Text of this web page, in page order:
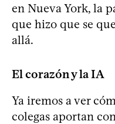
en Nueva York, la
que hizo que se
allá.
El corazón y la IA
Ya iremos a ver
colegas aportan